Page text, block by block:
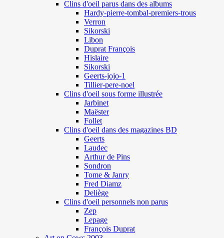
Clins d'oeil parus dans des albums
Hardy-pierre-tombal-premiers-trous
Verron
Sikorski
Libon
Duprat François
Hislaire
Sikorski
Geerts-jojo-1
Tillier-pere-noel
Clins d'oeil sous forme illustrée
Jarbinet
Maëster
Follet
Clins d'oeil dans des magazines BD
Geerts
Laudec
Arthur de Pins
Sondron
Tome & Janry
Fred Diamz
Deliège
Clins d'oeil personnels non parus
Zep
Lepage
François Duprat